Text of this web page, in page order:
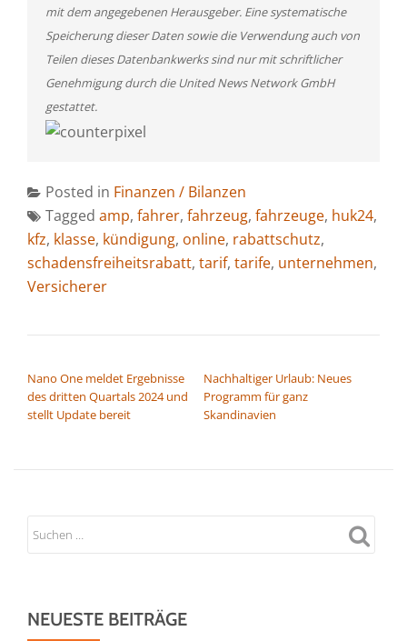
mit dem angegebenen Herausgeber. Eine systematische
Speicherung dieser Daten sowie die Verwendung auch von
Teilen dieses Datenbankwerks sind nur mit schriftlicher
Genehmigung durch die United News Network GmbH
gestattet.
Posted in Finanzen / Bilanzen
Tagged amp, fahrer, fahrzeug, fahrzeuge, huk24,
kfz, klasse, kündigung, online, rabattschutz,
schadensfreiheitsrabatt, tarif, tarife, unternehmen,
Versicherer
Nano One meldet Ergebnisse
des dritten Quartals 2024 und
stellt Update bereit
Nachhaltiger Urlaub: Neues
Programm für ganz
Skandinavien
NEUESTE BEITRÄGE